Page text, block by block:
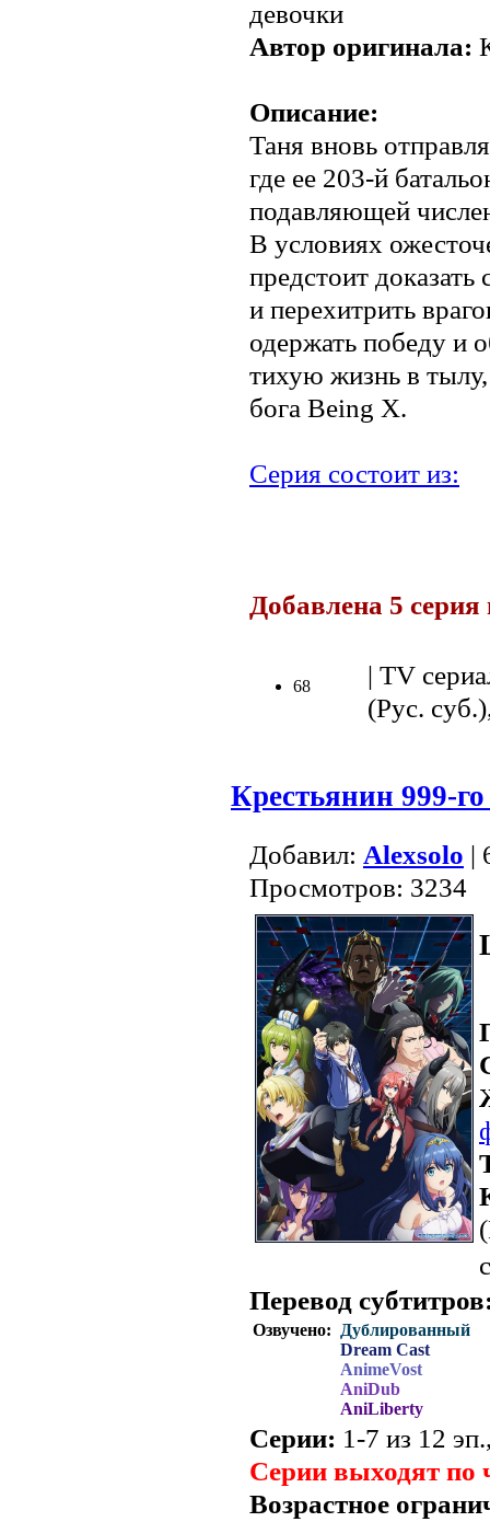
девочки
Автор оригинала:
Описание:
Таня вновь
где ее 203-й
подавляющей
В условиях
предстоит
и перехитрить
одержать победу и
тихую жизнь в
бога Being X.
Серия состоит из:
Добавлена 5 серия
68
| TV
(Рус.
Крестьянин 999-
Добавил: Alexsolo |
Просмотров: 3234
Перевод
Озвучено:
Дублированный
Dream Cast
AnimeVost
AniDub
AniLiberty
Серии: 1-7 из 12
Серии выходят по
Возрастное